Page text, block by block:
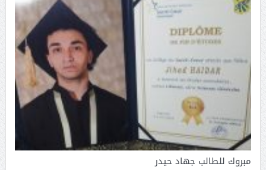
مبروك للطالب جهاد حيدر